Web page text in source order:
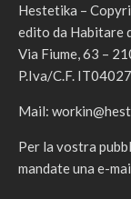
Hestetika –
edito da Habitare
Via Fiume, 63 –
P.Iva/C.F.
Mail:
Per la vostra
mandate una e-